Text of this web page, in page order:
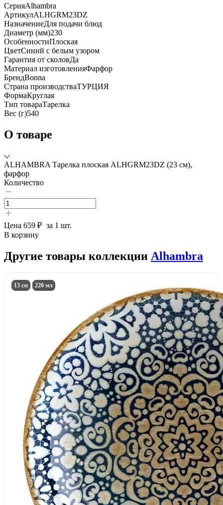
СерияAlhambra
АртикулALHGRM23DZ
НазначениеДля подачи блюд
Диаметр (мм)230
ОсобенностиПлоская
ЦветСиний с белым узором
Гарантия от сколовДа
Материал изготовленияФарфор
БрендBonna
Страна производстваТУРЦИЯ
ФормаКруглая
Тип товараТарелка
Вес (г)540
О товаре
ALHAMBRA Тарелка плоская ALHGRM23DZ (23 см),
фарфор
Количество
Цена 659 ₽ за 1 шт.
В корзину
Другие товары коллекции Alhambra
13 см 220 мл